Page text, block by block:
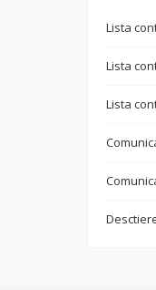
Lista
Lista
Lista